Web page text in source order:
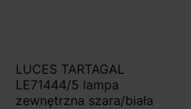
LUCES TARTAGAL
LE71444/5 lampa
zewnętrzna szara/biała